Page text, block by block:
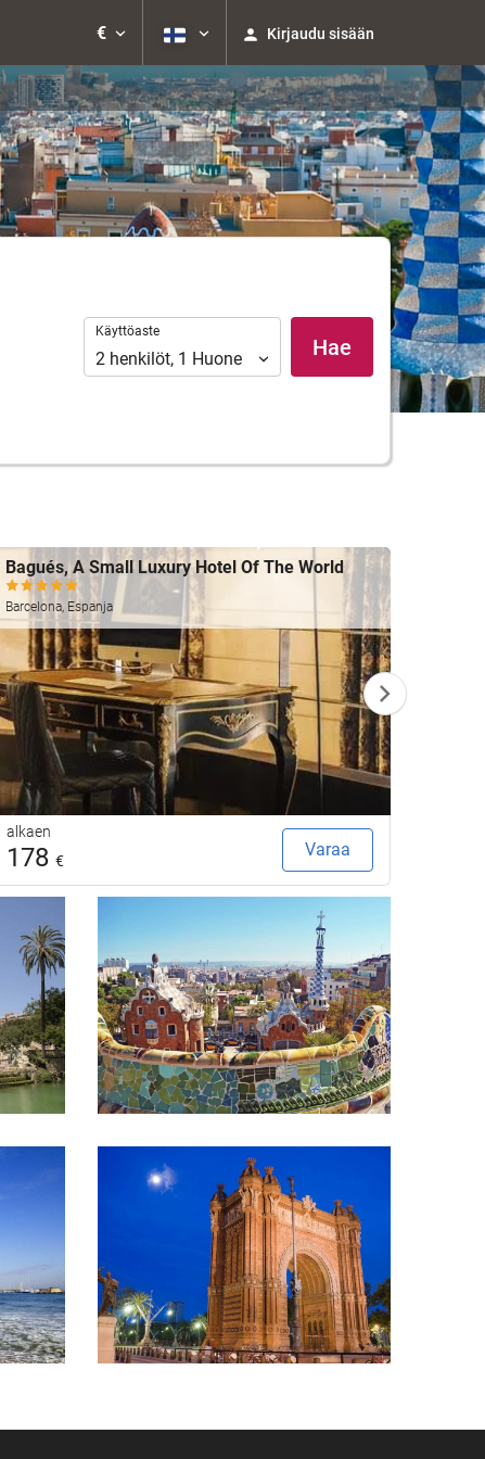
€ Kirjaudu sisään
Käyttöaste
Käyttöaste
2 henkilöt, 1 Huone Hae
Bagués, A Small Luxury Hotel Of The World
Barcelona, Espanja
alkaen
178 €
Varaa